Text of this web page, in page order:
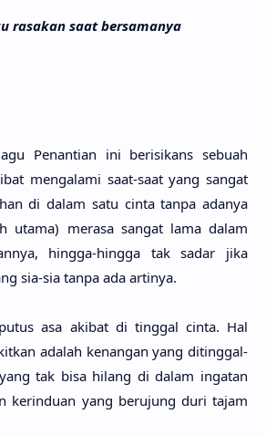
rasakan saat bersamanya
Penanti­an ini berisi­kans sebu­ah
mengala­mi saat-saat yang sangat
di dalam satu cinta tanpa ada­nya
utama) mera­sa sangat lama dalam
hing­ga-hing­ga tak sadar jika
sia-sia tanpa ada arti­nya.
asa aki­bat di ting­gal cinta. Hal
ada­lah kena­ngan yang ditinggal­
tak bisa hilang di dalam inga­tan
kerindu­an yang beru­jung duri tajam